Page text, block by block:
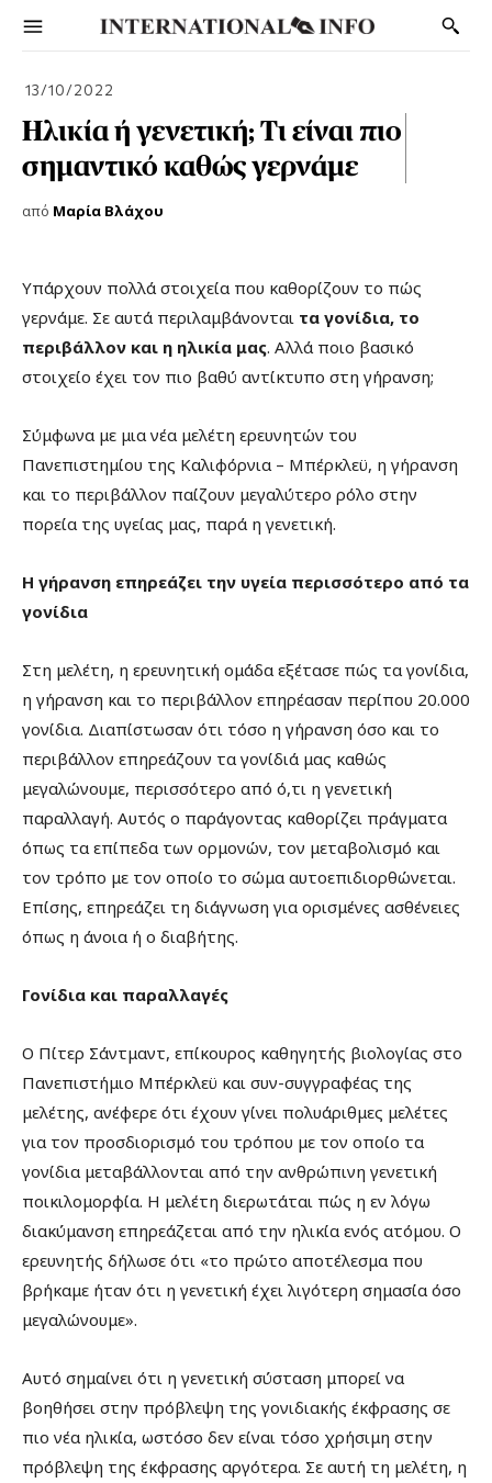
13/10/2022
Ηλικία ή γενετική; Τι είναι πιο
σημαντικό καθώς γερνάμε
από Μαρία Βλάχου
Υπάρχουν πολλά στοιχεία που καθορίζουν το πώς
γερνάμε. Σε αυτά περιλαμβάνονται τα γονίδια, το
περιβάλλον και η ηλικία μας. Αλλά ποιο βασικό
στοιχείο έχει τον πιο βαθύ αντίκτυπο στη γήρανση;
Σύμφωνα με μια νέα μελέτη ερευνητών του
Πανεπιστημίου της Καλιφόρνια – Μπέρκλεϋ, η γήρανση
και το περιβάλλον παίζουν μεγαλύτερο ρόλο στην
πορεία της υγείας μας, παρά η γενετική.
Η γήρανση επηρεάζει την υγεία περισσότερο από τα
γονίδια
Στη μελέτη, η ερευνητική ομάδα εξέτασε πώς τα γονίδια,
η γήρανση και το περιβάλλον επηρέασαν περίπου 20.000
γονίδια. Διαπίστωσαν ότι τόσο η γήρανση όσο και το
περιβάλλον επηρεάζουν τα γονίδιά μας καθώς
μεγαλώνουμε, περισσότερο από ό,τι η γενετική
παραλλαγή. Αυτός ο παράγοντας καθορίζει πράγματα
όπως τα επίπεδα των ορμονών, τον μεταβολισμό και
τον τρόπο με τον οποίο το σώμα αυτοεπιδιορθώνεται.
Επίσης, επηρεάζει τη διάγνωση για ορισμένες ασθένειες
όπως η άνοια ή ο διαβήτης.
Γονίδια και παραλλαγές
Ο Πίτερ Σάντμαντ, επίκουρος καθηγητής βιολογίας στο
Πανεπιστήμιο Μπέρκλεϋ και συν-συγγραφέας της
μελέτης, ανέφερε ότι έχουν γίνει πολυάριθμες μελέτες
για τον προσδιορισμό του τρόπου με τον οποίο τα
γονίδια μεταβάλλονται από την ανθρώπινη γενετική
ποικιλομορφία. Η μελέτη διερωτάται πώς η εν λόγω
διακύμανση επηρεάζεται από την ηλικία ενός ατόμου. Ο
ερευνητής δήλωσε ότι «το πρώτο αποτέλεσμα που
βρήκαμε ήταν ότι η γενετική έχει λιγότερη σημασία όσο
μεγαλώνουμε».
Αυτό σημαίνει ότι η γενετική σύσταση μπορεί να
βοηθήσει στην πρόβλεψη της γονιδιακής έκφρασης σε
πιο νέα ηλικία, ωστόσο δεν είναι τόσο χρήσιμη στην
πρόβλεψη της έκφρασης αργότερα. Σε αυτή τη μελέτη, η